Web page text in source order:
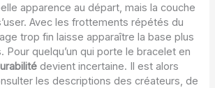
apparence au départ, mais la couche
Avec les frottements répétés du
trop fin laisse apparaître la base plus
Pour quelqu’un qui porte le bracelet en
devient incertaine. Il est alors
les descriptions des créateurs, de